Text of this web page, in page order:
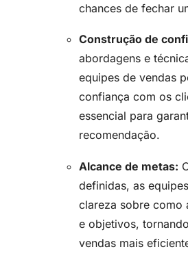
chances de fechar
Construção de
abordagens e
equipes de vendas
confiança com os
essencial para
recomendação.
Alcance de metas:
definidas, as
clareza sobre como
e objetivos,
vendas mais